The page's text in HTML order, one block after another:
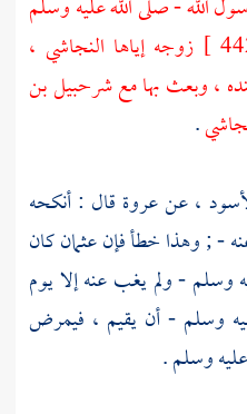
الله - صلى الله عليه وسلم
زوجه إياها النجاشي ،
، وبعث بها معشرحبيل بن
.
، عنعروة قال : أنكحه
- ; وهذا خطأ فإنعثمانكان
وسلم - ولم يغب عنه إلا يوم
وسلم - أن يقيم ، فيمرض
وسلم .